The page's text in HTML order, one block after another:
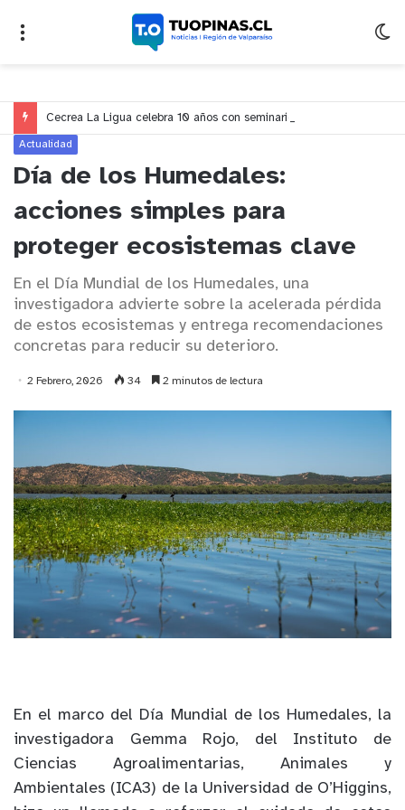
Actualidad
Día de los Humedales:
acciones simples para
proteger ecosistemas clave
En el Día Mundial de los Humedales, una
investigadora advierte sobre la acelerada pérdida
de estos ecosistemas y entrega recomendaciones
concretas para reducir su deterioro.
2 Febrero, 2026 34 2 minutos de lectura
En el marco del Día Mundial de los Humedales, la
investigadora Gemma Rojo, del Instituto de
Ciencias Agroalimentarias, Animales y
Ambientales (ICA3) de la Universidad de O’Higgins,